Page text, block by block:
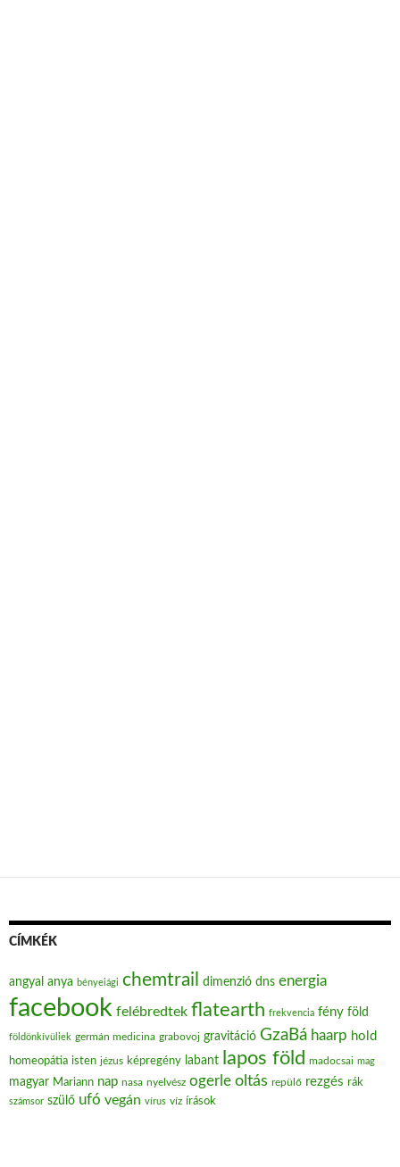
CÍMKÉK
angyal anya bényeiági chemtrail dimenzió dns energia
facebook felébredtek flatearth frekvencia fény föld
földönkívüliek germán medicina grabovoj gravitáció GzaBá haarp hold
homeopátia isten jézus képregény labant lapos föld madocsai mag
magyar Mariann nap nasa nyelvész ogerle oltás repülő rezgés rák
számsor szülő ufó vegán vírus víz írások